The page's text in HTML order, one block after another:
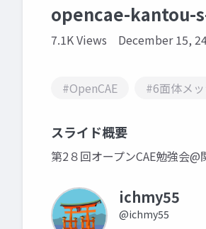
opencae-kantou-
7.1K Views December 15,
#OpenCAE #6面体メ
スライド概要
第2８回オープンCAE勉強会
ichmy55
@ichmy55